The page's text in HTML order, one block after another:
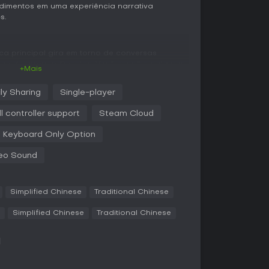
em uma experiência narrativa
impulsionar a trama. Esse sistema forma um
almas, gerando desfechos variados que
conseguirá levar essas entidades à paz ou
telefônicas. Não há elementos
permitindo que os jogadores experimentem o
+Mais
Sharing Single-player
controller support Steam Cloud
Keyboard Only Option
Sound
Simplified Chinese Traditional Chinese
Simplified Chinese Traditional Chinese